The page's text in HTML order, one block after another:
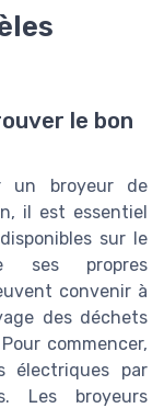
le bon
un broyeur de
il est essentiel
sur le
ses propres
convenir à
des déchets
commencer,
électriques par
Les broyeurs